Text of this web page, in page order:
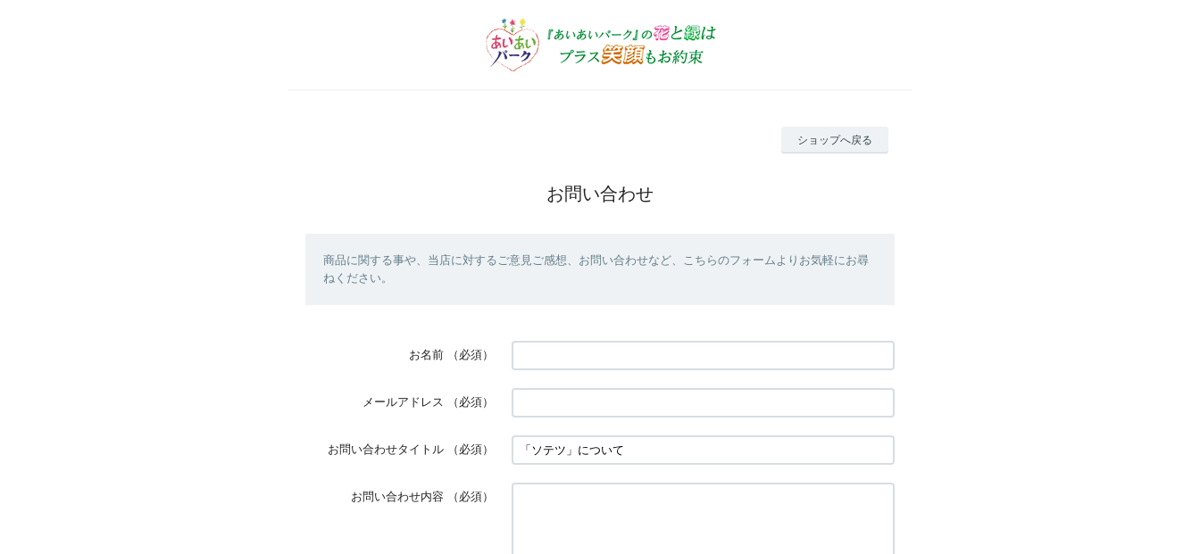
ショップへ戻る
お問い合わせ
商品に関する事や、当店に対するご意見ご感想、お問い合わせなど、こちらのフォームよりお気軽にお尋
ねください。
お名前 （必須）
メールアドレス （必須）
お問い合わせタイトル （必須）
お問い合わせ内容 （必須）